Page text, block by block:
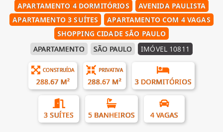
APARTAMENTO 4 DORMITÓRIOS
AVENIDA PAULISTA
APARTAMENTO 3 SUÍTES
APARTAMENTO COM 4 VAGAS
SHOPPING CIDADE SÃO PAULO
APARTAMENTO
SÃO PAULO IMÓVEL 10811
CONSTRUÍDA
288.67 M²
PRIVATIVA
288.67 M² 3 DORMITÓRIOS
3 SUÍTES 5 BANHEIROS 4 VAGAS